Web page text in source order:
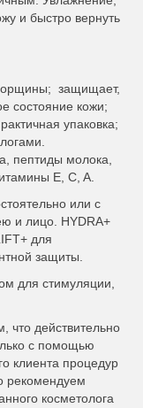
и быстро вернуть
защищает,
состояние кожи;
упаковка;
пептиды молока,
E, C, A.
или с
и лицо. HYDRA+
для
защиты.
для стимуляции,
что действительно
с помощью
клиента процедур
рекомендуем
косметолога